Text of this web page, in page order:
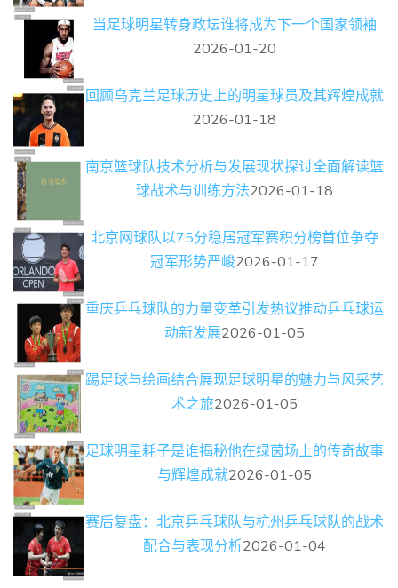
当足球明星转身政坛谁将成为下一个国家领袖
2026-01-20
回顾乌克兰足球历史上的明星球员及其辉煌成就
2026-01-18
南京篮球队技术分析与发展现状探讨全面解读篮
球战术与训练方法2026-01-18
北京网球队以75分稳居冠军赛积分榜首位争夺
冠军形势严峻2026-01-17
重庆乒乓球队的力量变革引发热议推动乒乓球运
动新发展2026-01-05
踢足球与绘画结合展现足球明星的魅力与风采艺
术之旅2026-01-05
足球明星耗子是谁揭秘他在绿茵场上的传奇故事
与辉煌成就2026-01-05
赛后复盘：北京乒乓球队与杭州乒乓球队的战术
配合与表现分析2026-01-04